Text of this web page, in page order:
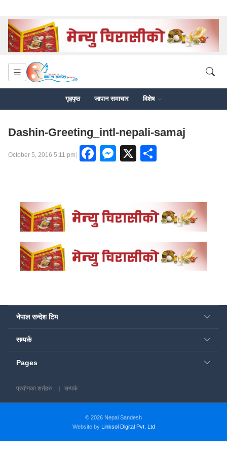
गृहपृष्ठ जापान समाचार विशेष
Dashin-Greeting_intl-nepali-samaj
October 5, 2016 5:11 pm| Facebook
Messenger
X
नेपाल सन्देश टिम
सम्पर्क
Pages
प्रयोगका शर्तहरु : सम्पर्क
© 2026 Nepal Sandesh
Website by Linksol Digital Pvt. Ltd